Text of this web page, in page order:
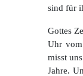
sind für
Gottes
Uhr
misst
Jahre.